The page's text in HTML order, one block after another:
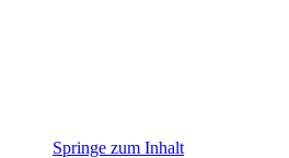
Springe zum Inhalt